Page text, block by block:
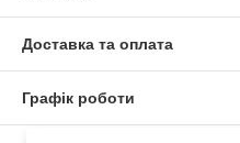
Доставка та оплата
Графік роботи